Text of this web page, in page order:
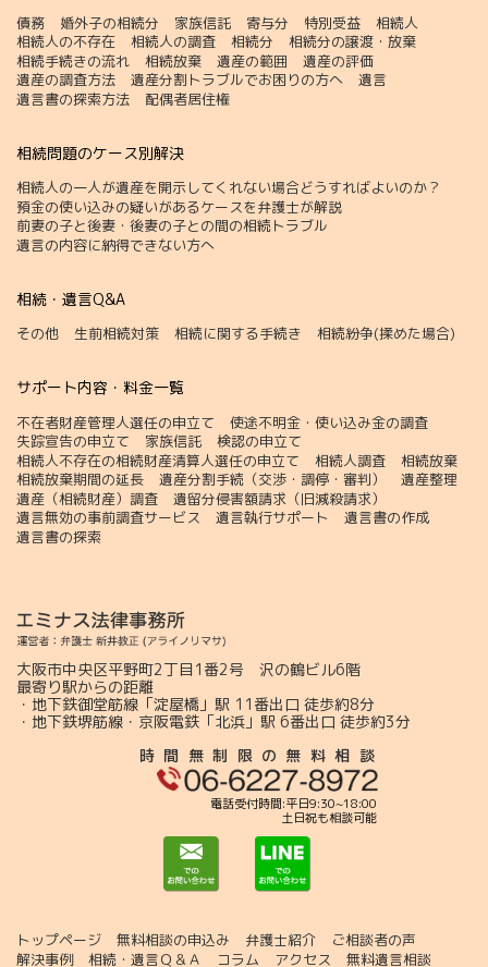
債務 婚外子の相続分 家族信託 寄与分 特別受益
相続人
相続人の不存在
相続人の調査 相続分
相続分の譲渡・放棄
相続手続きの流れ
相続放棄 遺産の範囲
遺産の評価
遺産の調査方法
遺産分割トラブルでお困りの方へ
遺言
遺言書の探索方法
配偶者居住権
相続問題のケース別解決
相続人の一人が遺産を開示してくれない場合どうすればよいのか？
預金の使い込みの疑いがあるケースを弁護士が解説
前妻の子と後妻・後妻の子との間の相続トラブル
遺言の内容に納得できない方へ
相続・遺言Q&A
その他 生前相続対策 相続に関する手続き 相続紛争(揉めた場合)
サポート内容・料金一覧
不在者財産管理人選任の申立て
使途不明金・使い込み金の調査
失踪宣告の申立て
家族信託
検認の申立て
相続人不存在の相続財産清算人選任の申立て
相続人調査
相続放棄
相続放棄期間の延長
遺産分割手続（交渉・調停・審判）
遺産整理
遺産（相続財産）調査
遺留分侵害額請求（旧減殺請求）
遺言無効の事前調査サービス
遺言執行サポート
遺言書の作成
遺言書の探索
大阪市中央区平野町2丁目1番2号 沢の鶴ビル6階
最寄り駅からの距離
・地下鉄御堂筋線「淀屋橋」駅 11番出口 徒歩約8分
・地下鉄堺筋線・京阪電鉄「北浜」駅 6番出口 徒歩約3分
時間無制限の無料相談
電話受付時間:平日9:30~18:00
土日祝も相談可能
トップページ 無料相談の申込み 弁護士紹介
ご相談者の声
解決事例
相続・遺言Ｑ＆Ａ コラム アクセス 無料遺言相談